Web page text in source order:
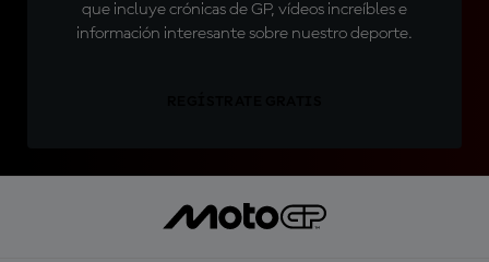
que incluye crónicas de GP, vídeos increíbles e
información interesante sobre nuestro deporte.